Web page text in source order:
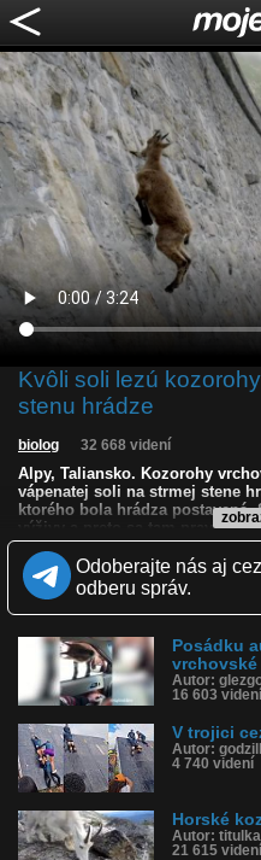
Kvôli soli lezú
stenu hrádze
biolog 32 668 videní
Alpy, Taliansko. Kozorohy
vápenatej soli na strmej stene
ktorého bola hrádza
výživy a preto sa tam
možnosť, iba svoje matky
prekážka, no alpské kozorohy
hrádze.
Zverejnené: 28.11.2019 16:46
Páči sa: 97% (65 hlasov)
Obľúbené: 37
Komentárov: 74
Dľžka: 3:24
Kategória: zvieratká
Tagy: koza, kozorožec,
taliansko
Odoberajte nás aj
odberu správ.
Posádku
vrchovské
Autor:
16 603 videní
V trojici
Autor:
4 740 videní
Horské
Autor:
21 615 videní